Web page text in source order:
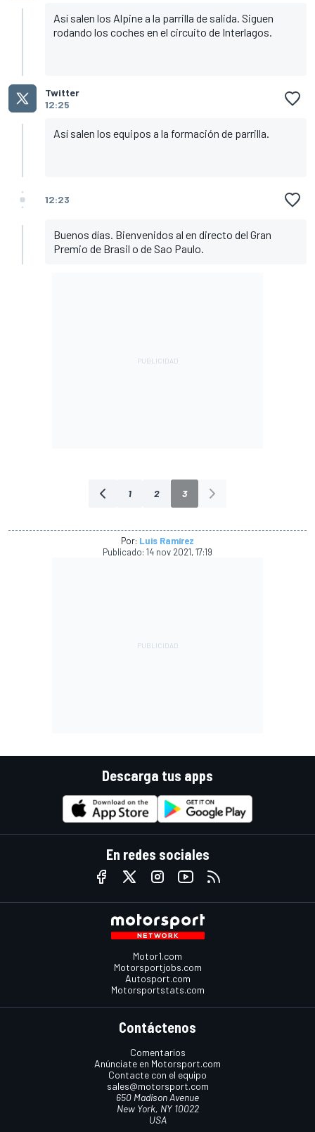
Así salen los Alpine a la parrilla de salida. Siguen
rodando los coches en el circuito de Interlagos.
Twitter
12:25
Así salen los equipos a la formación de parrilla.
12:23
Buenos días. Bienvenidos al en directo del Gran
Premio de Brasil o de Sao Paulo.
1 2 3
Por: Luis Ramírez
Publicado: 14 nov 2021, 17:19
Descarga tus apps
En redes sociales
Motor1.com
Motorsportjobs.com
Autosport.com
Motorsportstats.com
Contáctenos
Comentarios
Anúnciate en Motorsport.com
Contacte con el equipo
sales@motorsport.com
650 Madison Avenue
New York, NY 10022
USA